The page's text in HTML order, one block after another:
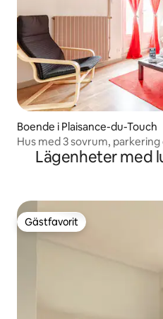
Boende i Plaisance-du-Touch
Hus med 3 sovrum,
Lägenheter med
Gästfavorit
Gästfavorit